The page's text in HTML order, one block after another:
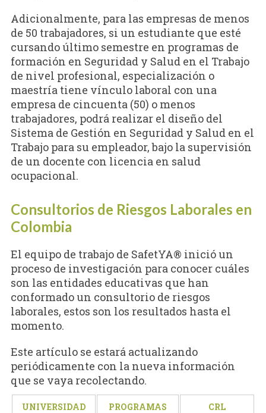
Adicionalmente, para las empresas de menos
de 50 trabajadores, si un estudiante que esté
cursando último semestre en programas de
formación en Seguridad y Salud en el Trabajo
de nivel profesional, especialización o
maestría tiene vínculo laboral con una
empresa de cincuenta (50) o menos
trabajadores, podrá realizar el diseño del
Sistema de Gestión en Seguridad y Salud en el
Trabajo para su empleador, bajo la supervisión
de un docente con licencia en salud
ocupacional.
Consultorios de Riesgos Laborales en
Colombia
El equipo de trabajo de SafetYA® inició un
proceso de investigación para conocer cuáles
son las entidades educativas que han
conformado un consultorio de riesgos
laborales, estos son los resultados hasta el
momento.
Este artículo se estará actualizando
periódicamente con la nueva información
que se vaya recolectando.
UNIVERSIDAD PROGRAMAS CRL